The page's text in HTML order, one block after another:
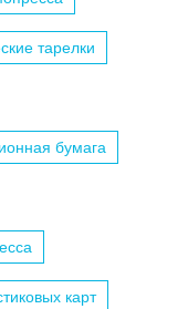
тарелки
бумага
карт